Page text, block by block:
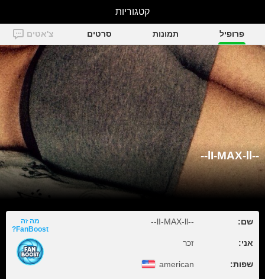
פרופיל תמונות סרטים צ'אטים
--lI-MAX-ll--
שם: --lI-MAX-ll--
אני: זכר
שפות: american
מה זה
FanBoost?
קטגוריות